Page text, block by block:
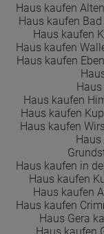
Haus kaufen
Haus kaufen
Haus kaufen
Haus kaufen
Haus kaufen
Haus kaufen
Haus kaufen
Haus kaufen
Haus kaufen in
Haus kaufen
Haus kaufen
Haus kaufen
Haus Gera